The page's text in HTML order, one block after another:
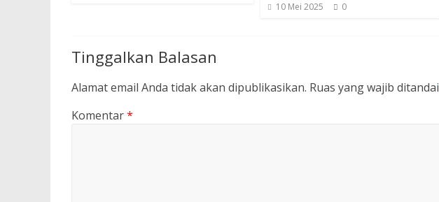
10 Mei 2025 0
Tinggalkan Balasan
Alamat email Anda tidak akan dipublikasikan. Ruas yang wajib ditandai
Komentar*